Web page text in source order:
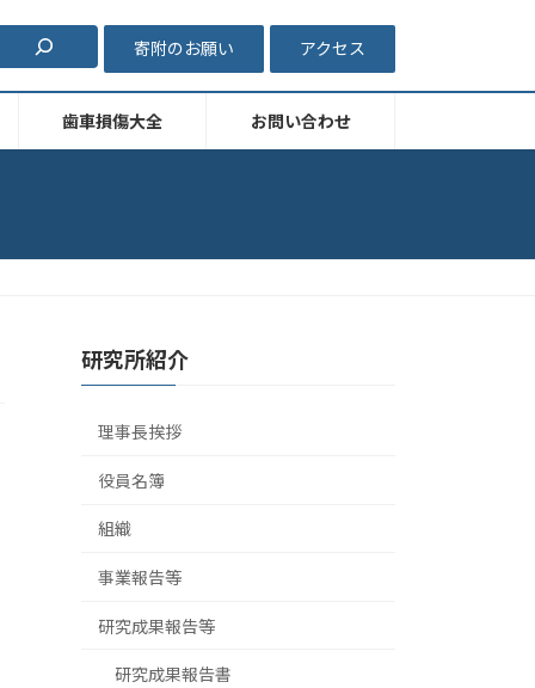
寄附のお願い アクセス
歯車損傷大全 お問い合わせ
研究所紹介
理事長挨拶
役員名簿
組織
事業報告等
研究成果報告等
研究成果報告書